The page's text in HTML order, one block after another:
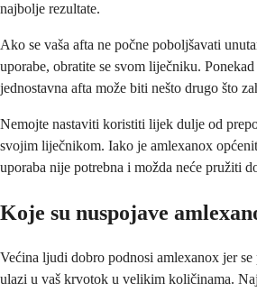
najbolje rezultate.
Ako se vaša afta ne počne poboljšavati
uporabe, obratite se svom liječniku.
jednostavna afta može biti nešto drugo što
Nemojte nastaviti koristiti lijek dulje od
svojim liječnikom. Iako je amlexanox
uporaba nije potrebna i možda neće pružiti
Koje su nuspojave
Većina ljudi dobro podnosi amlexanox jer
ulazi u vaš krvotok u velikim količinama.